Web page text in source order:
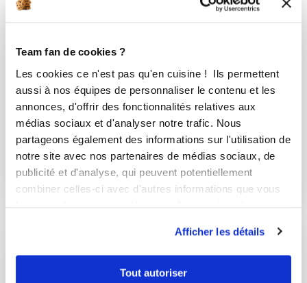
Team fan de cookies ?
Les cookies ce n'est pas qu'en cuisine ! Ils permettent
aussi à nos équipes de personnaliser le contenu et les
annonces, d'offrir des fonctionnalités relatives aux
médias sociaux et d'analyser notre trafic. Nous
partageons également des informations sur l'utilisation de
notre site avec nos partenaires de médias sociaux, de
publicité et d'analyse, qui peuvent potentiellement
combiner celles-ci avec d'autres informations que vous
Afficher les détails
Tout autoriser
Pâte
5 Recettes